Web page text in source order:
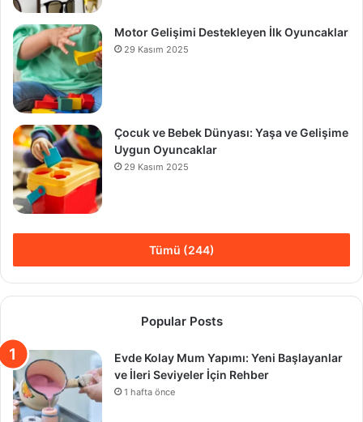
Motor Gelişimi Destekleyen İlk Oyuncaklar
29 Kasım 2025
Çocuk ve Bebek Dünyası: Yaşa ve Gelişime
Uygun Oyuncaklar
29 Kasım 2025
Tümü (244)
Popular Posts
Evde Kolay Mum Yapımı: Yeni Başlayanlar
ve İleri Seviyeler İçin Rehber
1 hafta önce